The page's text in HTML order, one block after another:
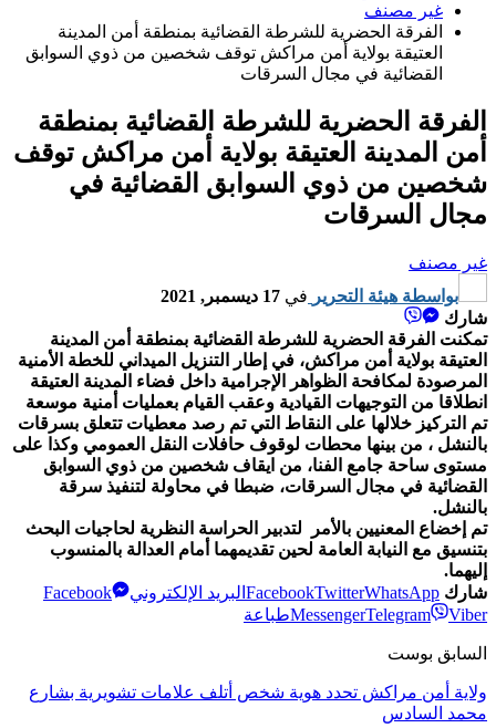
غير مصنف
الفرقة الحضرية للشرطة القضائية بمنطقة أمن المدينة
العتيقة بولاية أمن مراكش توقف شخصين من ذوي السوابق
القضائية في مجال السرقات
الفرقة الحضرية للشرطة القضائية بمنطقة
أمن المدينة العتيقة بولاية أمن مراكش توقف
شخصين من ذوي السوابق القضائية في
مجال السرقات
غير مصنف
بواسطة هيئة التحرير في 17 ديسمبر, 2021
شارك
تمكنت الفرقة الحضرية للشرطة القضائية بمنطقة أمن المدينة
العتيقة بولاية أمن مراكش، في إطار التنزيل الميداني للخطة الأمنية
المرصودة لمكافحة الظواهر الإجرامية داخل فضاء المدينة العتيقة
انطلاقا من التوجيهات القيادية وعقب القيام بعمليات أمنية موسعة
تم التركيز خلالها على النقاط التي تم رصد معطيات تتعلق بسرقات
بالنشل ، من بينها محطات لوقوف حافلات النقل العمومي وكذا على
مستوى ساحة جامع الفنا، من ايقاف شخصين من ذوي السوابق
القضائية في مجال السرقات، ضبطا في محاولة لتنفيذ سرقة
بالنشل.
تم إخضاع المعنيين بالأمر لتدبير الحراسة النظرية لحاجيات البحث
بتنسيق مع النيابة العامة لحين تقديمهما أمام العدالة بالمنسوب
إليهما.
شارك
FacebookTwitterWhatsApp البريد الإلكتروني
Facebook
MessengerTelegram Viber طباعة
السابق بوست
ولاية أمن مراكش تحدد هوية شخص أتلف علامات تشويرية بشارع
محمد السادس